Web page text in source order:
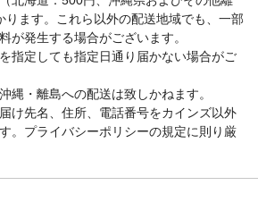
ります。これら以外の配送地域でも、一部
が発生する場合がございます。
指定しても指定日通り届かない場合がご
縄・離島への配送は致しかねます。
け先名、住所、電話番号をカインズ以外
。プライバシーポリシーの規定に則り厳